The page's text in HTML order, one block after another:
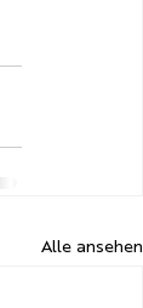
Alle ansehen